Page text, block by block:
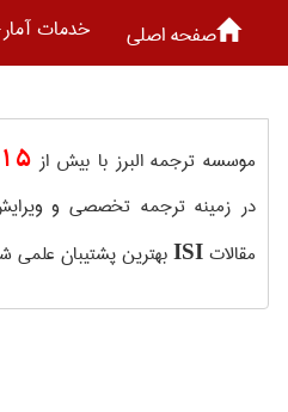
صفحه اصلی خدمات آمار
موسسه ترجمه البرز با بیش از15
در زمینه ترجمه تخصصی و
مقالات ISI بهترین پشتیبان